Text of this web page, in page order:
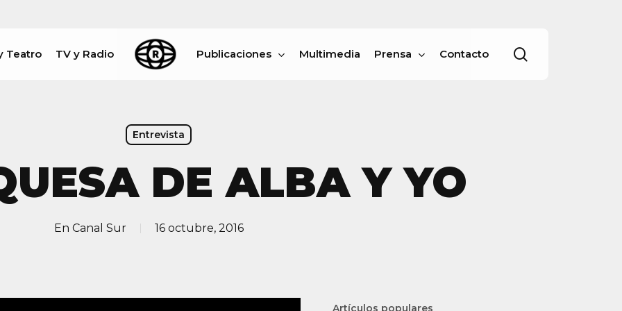
Teatro TV y Radio Publicaciones Multimedia Prensa Contacto
Entrevista
DE ALBA Y YO
En Canal Sur 16 octubre, 2016
Artículos populares